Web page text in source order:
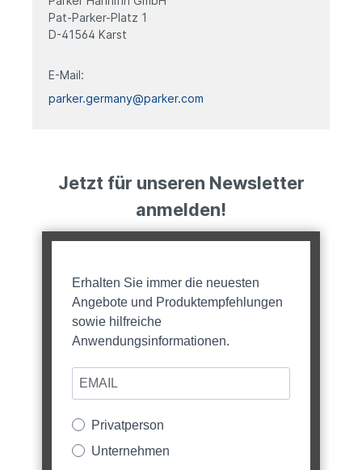
Pat-Parker-Platz 1
D-41564 Karst
E-Mail:
parker.germany@parker.com
Jetzt für unseren Newsletter
anmelden!
Erhalten Sie immer die neuesten
Angebote und Produktempfehlungen
sowie hilfreiche
Anwendungsinformationen.
Privatperson
Unternehmen